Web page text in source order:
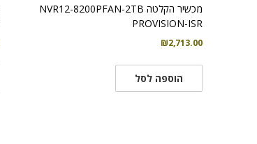
מכשיר הקלטה NVR12-8200PFAN-2TB
PROVISION-ISR
₪2,713.00
הוספה לסל